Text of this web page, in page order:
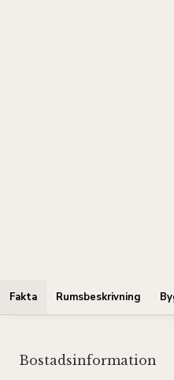
Fakta Rumsbeskrivning
Bostadsinformation